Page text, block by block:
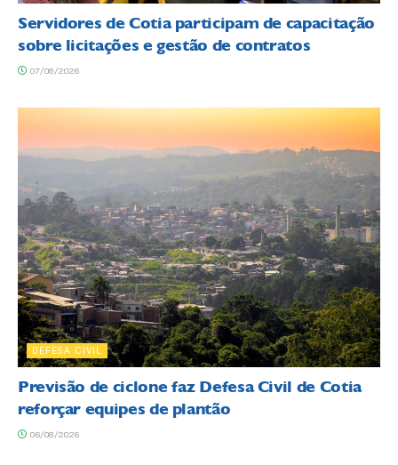
Servidores de Cotia participam de capacitação
sobre licitações e gestão de contratos
07/08/2026
DEFESA CIVIL
Previsão de ciclone faz Defesa Civil de Cotia
reforçar equipes de plantão
06/08/2026